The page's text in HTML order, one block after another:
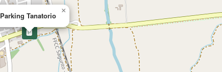
🅿️
Parking Tanatorio
×